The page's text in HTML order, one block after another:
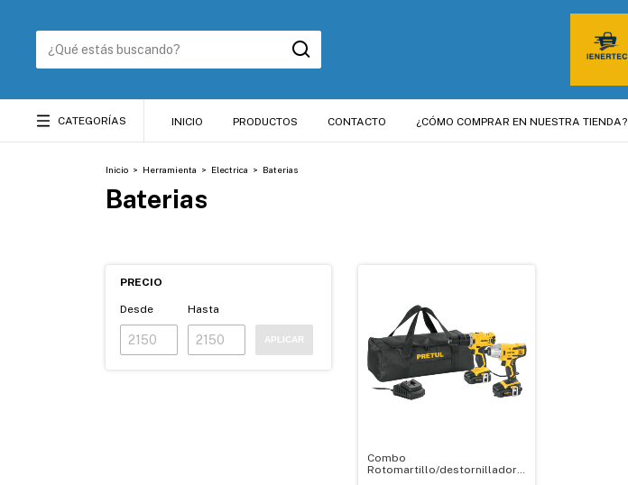
CATEGORÍAS INICIO PRODUCTOS CONTACTO ¿CÓMO COMPRAR EN NUESTRA TIENDA?
Inicio > Herramienta > Electrica > Baterias
Baterias
PRECIO
Desde Hasta
APLICAR
Combo
Rotomartillo/destornillador